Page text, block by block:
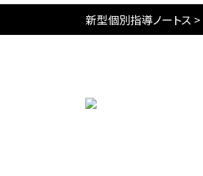
新型個別指導ノートス >